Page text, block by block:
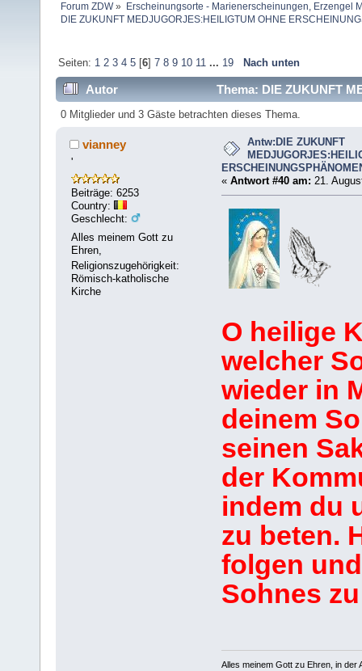
Forum ZDW»
Erscheinungsorte - Marienerscheinungen, Erzengel
DIE ZUKUNFT MEDJUGORJES:HEILIGTUM OHNE
Seiten: 1 2 3 4 5[6] 7 8 9 10 11 ... 19 Nach unten
Autor
Thema: DIE ZUKUNFT
ERSCHEINUNGSPHÄNOMEN? (Gelesen 113949
0 Mitglieder und 3 Gäste betrachten dieses Thema.
vianney
'
Beiträge: 6253
Country:
Geschlecht:
Alles meinem Gott zu
Ehren,
Religionszugehörigkeit:
Römisch-katholische
Kirche
Antw:DIE ZUKUNFT
« Antwort #40 am: 21.
O heilige
welcher
wieder in
deinem
seinen
der
indem du
zu beten.
folgen
Sohnes
Alles meinem Gott zu Ehren, in der